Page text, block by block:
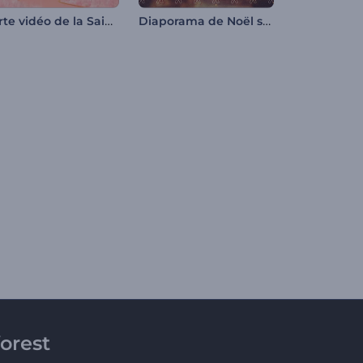
Carte vidéo de la Saint-Valentin Diaporama de Noël scintillant